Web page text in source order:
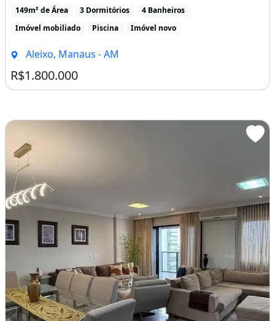
149m² de Área 3 Dormitórios
4 Banheiros
Imóvel mobiliado
Piscina Imóvel novo
Aleixo, Manaus - AM
R$1.800.000